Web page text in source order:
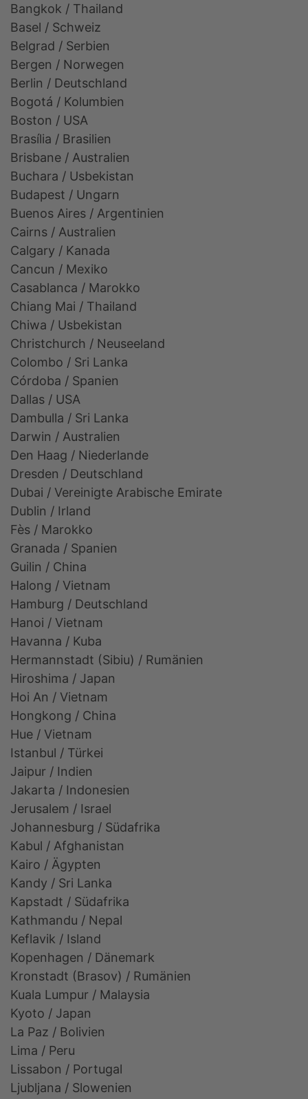
Bangkok / Thailand
Basel / Schweiz
Belgrad / Serbien
Bergen / Norwegen
Berlin / Deutschland
Bogotá / Kolumbien
Boston / USA
Brasília / Brasilien
Brisbane / Australien
Buchara / Usbekistan
Budapest / Ungarn
Buenos Aires / Argentinien
Cairns / Australien
Calgary / Kanada
Cancun / Mexiko
Casablanca / Marokko
Chiang Mai / Thailand
Chiwa / Usbekistan
Christchurch / Neuseeland
Colombo / Sri Lanka
Córdoba / Spanien
Dallas / USA
Dambulla / Sri Lanka
Darwin / Australien
Den Haag / Niederlande
Dresden / Deutschland
Dubai / Vereinigte Arabische Emirate
Dublin / Irland
Fès / Marokko
Granada / Spanien
Guilin / China
Halong / Vietnam
Hamburg / Deutschland
Hanoi / Vietnam
Havanna / Kuba
Hermannstadt (Sibiu) / Rumänien
Hiroshima / Japan
Hoi An / Vietnam
Hongkong / China
Hue / Vietnam
Istanbul / Türkei
Jaipur / Indien
Jakarta / Indonesien
Jerusalem / Israel
Johannesburg / Südafrika
Kabul / Afghanistan
Kairo / Ägypten
Kandy / Sri Lanka
Kapstadt / Südafrika
Kathmandu / Nepal
Keflavik / Island
Kopenhagen / Dänemark
Kronstadt (Brasov) / Rumänien
Kuala Lumpur / Malaysia
Kyoto / Japan
La Paz / Bolivien
Lima / Peru
Lissabon / Portugal
Ljubljana / Slowenien